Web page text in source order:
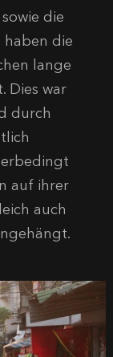
die
die
lange
Dies war
durch
auf ihrer
auch